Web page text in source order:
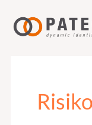
Inhalt
springen